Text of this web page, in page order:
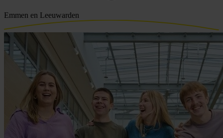
Emmen en Leeuwarden